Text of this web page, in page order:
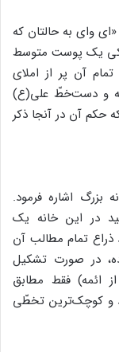
وای به حالتان که
یک پوست متوسط
آن پر از املای
و دست‌خطّ علی(ع)
آن در آنجا ذکر
اشاره فرمود.
در این خانه یک
تمام مطالب آن
در صورت تشکیل
ائمه) فقط مطابق
و کوچک‌ترین تخطّی